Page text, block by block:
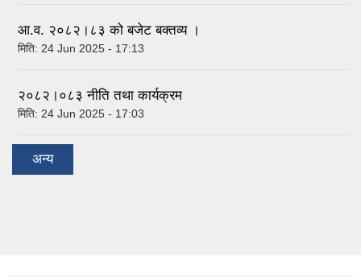
आ.व. २०८२।८३ को बजेट बक्तव्य ।
मिति: 24 Jun 2025 - 17:13
२०८२।०८३ नीति तथा कार्यक्रम
मिति: 24 Jun 2025 - 17:03
अन्य